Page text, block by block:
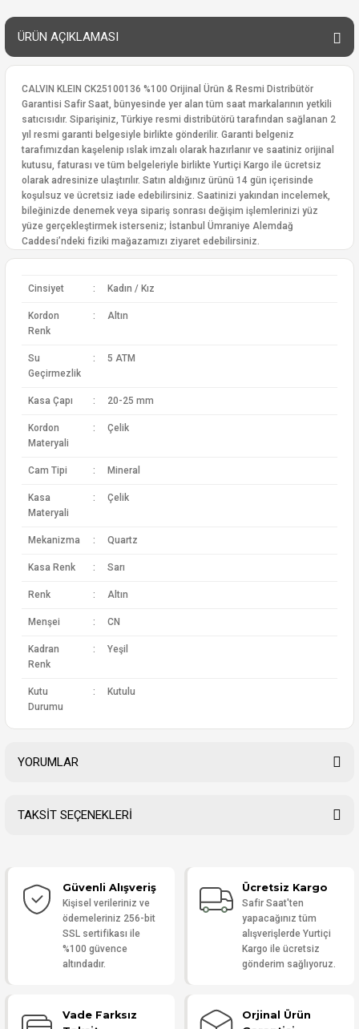
ÜRÜN AÇIKLAMASI
CALVIN KLEIN CK25100136 %100 Orijinal Ürün & Resmi Distribütör
Garantisi Safir Saat, bünyesinde yer alan tüm saat markalarının yetkili
satıcısıdır. Siparişiniz, Türkiye resmi distribütörü tarafından sağlanan 2
yıl resmi garanti belgesiyle birlikte gönderilir. Garanti belgeniz
tarafımızdan kaşelenip ıslak imzalı olarak hazırlanır ve saatiniz orijinal
kutusu, faturası ve tüm belgeleriyle birlikte Yurtiçi Kargo ile ücretsiz
olarak adresinize ulaştırılır. Satın aldığınız ürünü 14 gün içerisinde
koşulsuz ve ücretsiz iade edebilirsiniz. Saatinizi yakından incelemek,
bileğinizde denemek veya sipariş sonrası değişim işlemlerinizi yüz
yüze gerçekleştirmek isterseniz; İstanbul Ümraniye Alemdağ
Caddesi’ndeki fiziki mağazamızı ziyaret edebilirsiniz.
Cinsiyet : Kadın / Kız
Kordon
Renk
: Altın
Su
Geçirmezlik
: 5 ATM
Kasa Çapı : 20-25 mm
Kordon
Materyali
: Çelik
Cam Tipi : Mineral
Kasa
Materyali
: Çelik
Mekanizma : Quartz
Kasa Renk : Sarı
Renk : Altın
Menşei : CN
Kadran
Renk
: Yeşil
Kutu
Durumu
: Kutulu
YORUMLAR
Yorum Yaz
TAKSİT SEÇENEKLERİ
Güvenli Alışveriş
Kişisel verileriniz ve
ödemeleriniz 256-bit
SSL sertifikası ile
%100 güvence
altındadır.
Ücretsiz Kargo
Safir Saat'ten
yapacağınız tüm
alışverişlerde Yurtiçi
Kargo ile ücretsiz
gönderim sağlıyoruz.
Vade Farksız
Orjinal Ürün